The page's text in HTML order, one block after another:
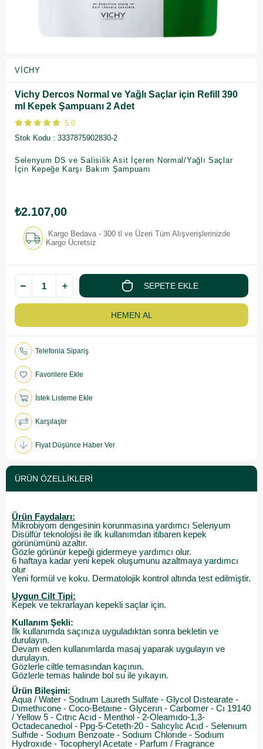
VICHY
Vichy Dercos Normal ve Yağlı Saçlar için Refill 390
ml Kepek Şampuanı 2 Adet
5.0
Stok Kodu
3337875902830-2
Selenyum DS ve Salisilik Asit İçeren Normal/Yağlı Saçlar
İçin Kepeğe Karşı Bakım Şampuanı
₺2.107,00
Kargo Bedava - 300 tl ve Üzeri Tüm Alışverişlerinizde
Kargo Ücretsiz
Telefonla Sipariş
Favorilere Ekle
İstek Listeme Ekle
Karşılaştır
Fiyat Düşünce Haber Ver
ÜRÜN ÖZELLIKLERI
Ürün Faydaları:
Mikrobiyom dengesinin korunmasına yardımcı Selenyum
Disülfür teknolojisi ile ilk kullanımdan itibaren kepek
görünümünü azaltır.
Gözle görünür kepeği gidermeye yardımcı olur.
6 haftaya kadar yeni kepek oluşumunu azaltmaya yardımcı
olur
Yeni formül ve koku. Dermatolojik kontrol altında test edilmiştir.
Uygun Cilt Tipi:
Kepek ve tekrarlayan kepekli saçlar için.
Kullanım Şekli:
İlk kullanımda saçınıza uyguladıktan sonra bekletin ve
durulayın.
Devam eden kullanımlarda masaj yaparak uygulayın ve
durulayın.
Gözlerle ciltle temasından kaçının.
​Gözlerle temas halinde bol su ile yıkayın.
Ürün Bileşimi:
Aqua / Water - Sodıum Laureth Sulfate - Glycol Dıstearate -
Dımethıcone - Coco-Betaıne - Glycerın - Carbomer - Cı 19140
/ Yellow 5 - Cıtrıc Acıd - Menthol - 2-Oleamıdo-1,3-
Octadecanedıol - Ppg-5-Ceteth-20 - Salıcylıc Acıd - Selenıum
Sulfıde - Sodıum Benzoate - Sodıum Chlorıde - Sodıum
Hydroxıde - Tocopheryl Acetate - Parfum / Fragrance